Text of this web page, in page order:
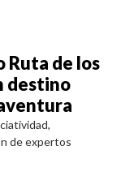
Ruta de los
destino
de expertos